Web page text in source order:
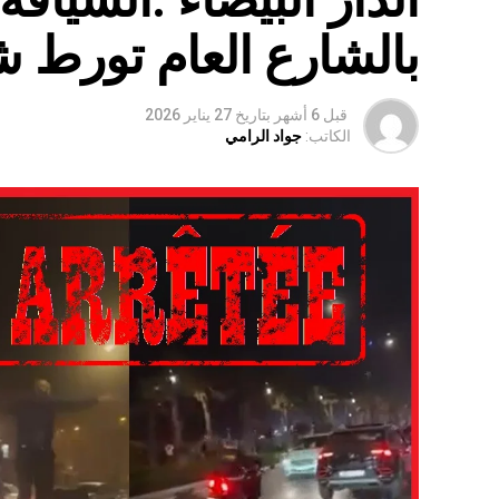
بالشارع العام
قبل 6 أشهر بتاريخ 27 يناير 2026
الكاتب: جواد الرامي